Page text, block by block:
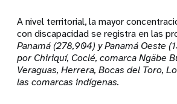
A nivel territorial, la mayor
con discapacidad se registra en las
Panamá (278,904) y Panamá Oeste
por Chiriquí, Coclé, comarca Ngäbe
Veraguas, Herrera, Bocas del Toro,
las comarcas indígenas.